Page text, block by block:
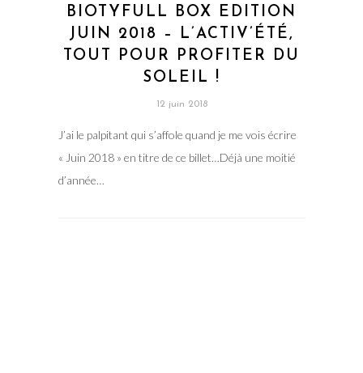
BIOTYFULL BOX EDITION
JUIN 2018 – L’ACTIV’ÉTÉ,
TOUT POUR PROFITER DU
SOLEIL !
12 juin 2018
J’ai le palpitant qui s’affole quand je me vois écrire
« Juin 2018 » en titre de ce billet…Déjà une moitié
d’année…